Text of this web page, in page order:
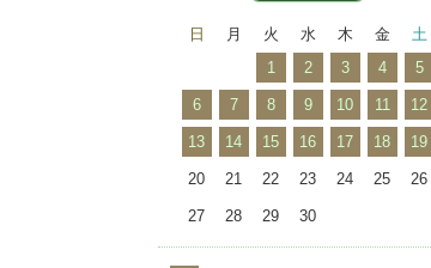
日 月 火 水 木 金
土
1
2 3 4 5
6 7 8 9 10 11 12
13 14 15 16 17 18 19
20 21 22 23 24 25 26
27 28 29 30